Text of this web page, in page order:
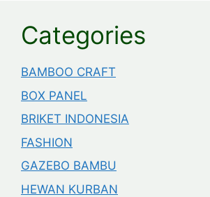
Categories
BAMBOO CRAFT
BOX PANEL
BRIKET INDONESIA
FASHION
GAZEBO BAMBU
HEWAN KURBAN